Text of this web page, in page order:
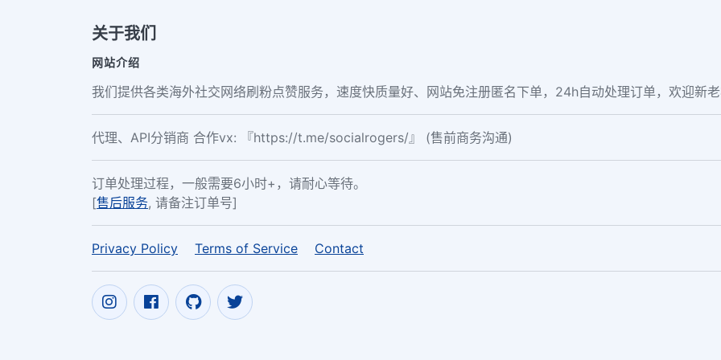
关于我们
网站介绍
我们提供各类海外社交网络刷粉点赞服务，速度快质量好、网站免注册匿名下单，24h自动处理订单，欢迎新老
代理、API分销商 合作vx: 『https://t.me/socialrogers/』 (售前商务沟通)
订单处理过程，一般需要6小时+，请耐心等待。
[售后服务, 请备注订单号]
Privacy Policy Terms of Service Contact